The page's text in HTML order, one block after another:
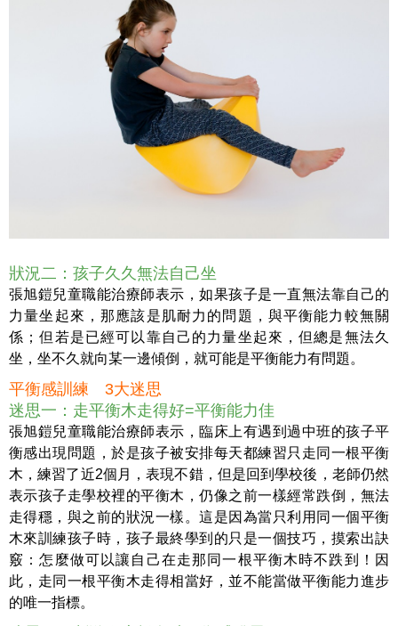
狀況二：孩子久久無法自己坐
張旭鎧兒童職能治療師表示，如果孩子是一直無法靠自己的
力量坐起來，那應該是肌耐力的問題，與平衡能力較無關
係；但若是已經可以靠自己的力量坐起來，但總是無法久
坐，坐不久就向某一邊傾倒，就可能是平衡能力有問題。
平衡感訓練 3大迷思
迷思一：走平衡木走得好=平衡能力佳
張旭鎧兒童職能治療師表示，臨床上有遇到過中班的孩子平
衡感出現問題，於是孩子被安排每天都練習只走同一根平衡
木，練習了近2個月，表現不錯，但是回到學校後，老師仍然
表示孩子走學校裡的平衡木，仍像之前一樣經常跌倒，無法
走得穩，與之前的狀況一樣。這是因為當只利用同一個平衡
木來訓練孩子時，孩子最終學到的只是一個技巧，摸索出訣
竅：怎麼做可以讓自己在走那同一根平衡木時不跌到！因
此，走同一根平衡木走得相當好，並不能當做平衡能力進步
的唯一指標。